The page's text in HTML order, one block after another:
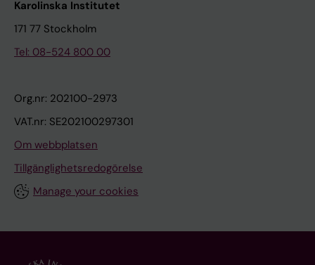
Karolinska Institutet
171 77 Stockholm
Tel: 08-524 800 00
Org.nr: 202100-2973
VAT.nr: SE202100297301
Om webbplatsen
Tillgänglighetsredogörelse
Manage your cookies